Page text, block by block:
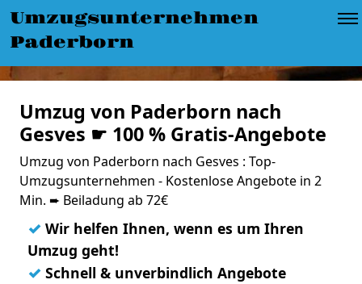
Umzugsunternehmen
Paderborn
Umzug von Paderborn nach
Gesves ☛ 100 % Gratis-Angebote
Umzug von Paderborn nach Gesves : Top-
Umzugsunternehmen - Kostenlose Angebote in 2
Min. ➨ Beiladung ab 72€
✓ Wir helfen Ihnen, wenn es um Ihren
Umzug geht!
✓ Schnell & unverbindlich Angebote